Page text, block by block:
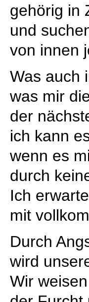
gehörig in
und
von innen
Was auch
was mir
der
ich kann
wenn es
durch
Ich
mit
Durch
wird
Wir